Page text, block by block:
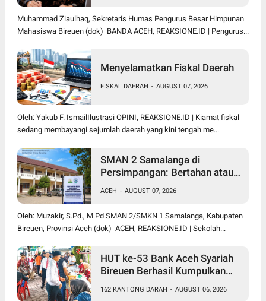
Muhammad Ziaulhaq, Sekretaris Humas Pengurus Besar Himpunan
Mahasiswa Bireuen (dok) BANDA ACEH, REAKSIONE.ID | Pengurus...
Menyelamatkan Fiskal Daerah
FISKAL DAERAH - AUGUST 07, 2026
Oleh: Yakub F. IsmailIlustrasi OPINI, REAKSIONE.ID | Kiamat fiskal
sedang membayangi sejumlah daerah yang kini tengah me...
SMAN 2 Samalanga di
Persimpangan: Bertahan atau
ACEH - AUGUST 07, 2026
Oleh: Muzakir, S.Pd., M.Pd.SMAN 2/SMKN 1 Samalanga, Kabupaten
Bireuen, Provinsi Aceh (dok) ACEH, REAKSIONE.ID | Sekolah...
HUT ke-53 Bank Aceh Syariah
Bireuen Berhasil Kumpulkan
162 KANTONG DARAH - AUGUST 06, 2026